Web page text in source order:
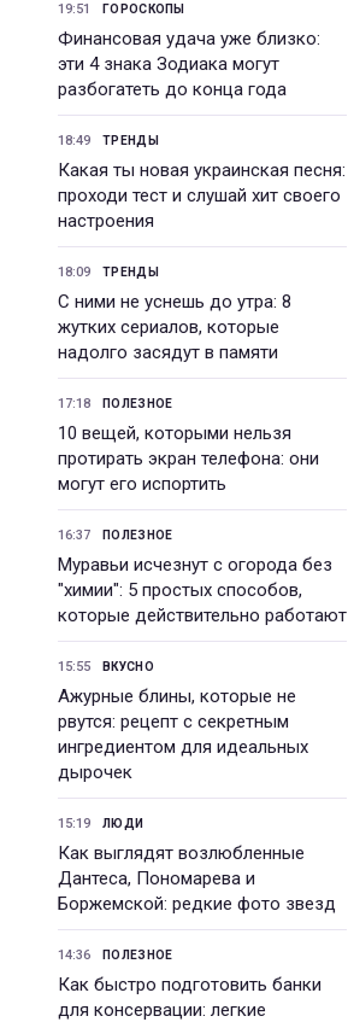
19:51 ГОРОСКОПЫ
Финансовая удача уже близко:
эти 4 знака Зодиака могут
разбогатеть до конца года
18:49 ТРЕНДЫ
Какая ты новая украинская песня:
проходи тест и слушай хит своего
настроения
18:09 ТРЕНДЫ
С ними не уснешь до утра: 8
жутких сериалов, которые
надолго засядут в памяти
17:18 ПОЛЕЗНОЕ
10 вещей, которыми нельзя
протирать экран телефона: они
могут его испортить
16:37 ПОЛЕЗНОЕ
Муравьи исчезнут с огорода без
"химии": 5 простых способов,
которые действительно работают
15:55 ВКУСНО
Ажурные блины, которые не
рвутся: рецепт с секретным
ингредиентом для идеальных
дырочек
15:19 ЛЮДИ
Как выглядят возлюбленные
Дантеса, Пономарева и
Боржемской: редкие фото звезд
14:36 ПОЛЕЗНОЕ
Как быстро подготовить банки
для консервации: легкие